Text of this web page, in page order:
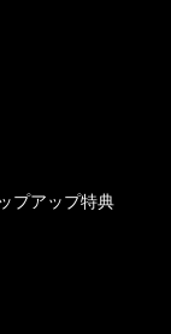
プアップ特典